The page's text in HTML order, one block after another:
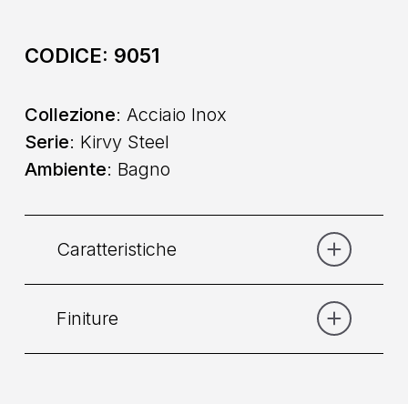
CODICE: 9051
Collezione: Acciaio Inox
Serie: Kirvy Steel
Ambiente: Bagno
Caratteristiche
Finiture